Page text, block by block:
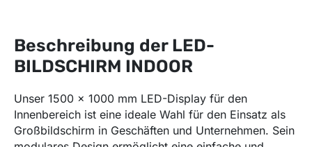
Beschreibung der LED-
BILDSCHIRM INDOOR
Unser 1500 x 1000 mm LED-Display für den
Innenbereich ist eine ideale Wahl für den Einsatz als
Großbildschirm in Geschäften und Unternehmen. Sein